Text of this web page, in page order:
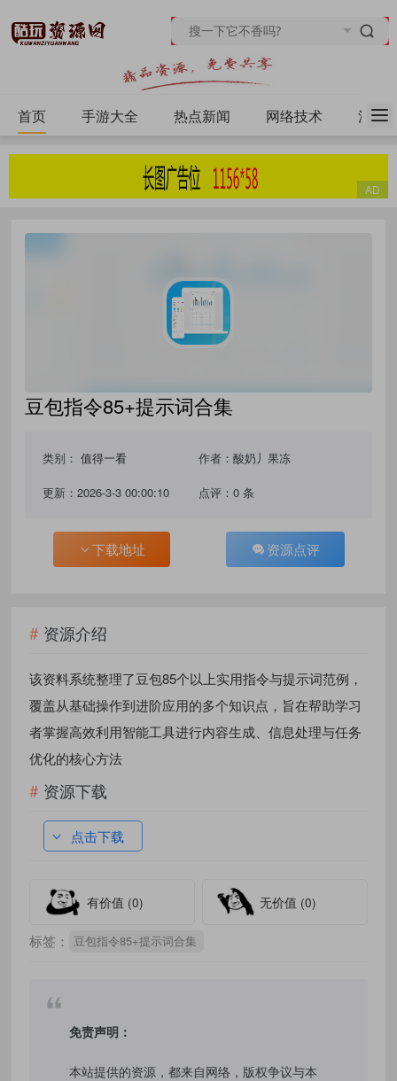
首页 手游大全 热点新闻 网络技术 源码
豆包指令85+提示词合集
类别：值得一看 作者：酸奶丿果冻
更新：2026-3-3 00:00:10 点评：0 条
下载地址 资源点评
资源介绍
该资料系统整理了豆包85个以上实用指令与提示词范例，
覆盖从基础操作到进阶应用的多个知识点，旨在帮助学习
者掌握高效利用智能工具进行内容生成、信息处理与任务
优化的核心方法
资源下载
点击下载
有价值 (0) 无价值 (0)
标签： 豆包指令85+提示词合集
免责声明：
本站提供的资源，都来自网络，版权争议与本